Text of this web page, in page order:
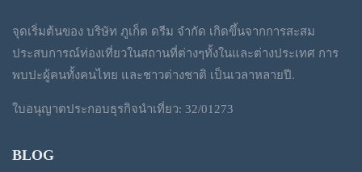
จุดเริ่มต้นของ บริษัท ภูเก็ต ดรีม จำกัด เกิดขึ้นจากการสะสม
ประสบการณ์ท่องเที่ยวในสถานที่ต่างๆทั้งในและต่างประเทศ การ
พบปะผู้คนทั้งคนไทย และชาวต่างชาติ เป็นเวลาหลายปี.
ใบอนุญาตประกอบธุรกิจนำเที่ยว: 32/01273
BLOG